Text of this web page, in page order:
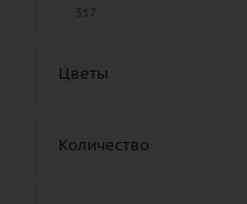
Цветы
Количество